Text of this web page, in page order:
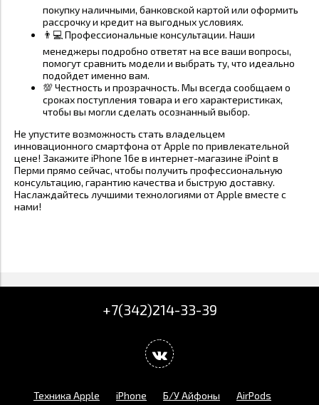
покупку наличными, банковской картой или оформить
рассрочку и кредит на выгодных условиях.
👨💻 Профессиональные консультации. Наши
менеджеры подробно ответят на все ваши вопросы,
помогут сравнить модели и выбрать ту, что идеально
подойдет именно вам.
💯 Честность и прозрачность. Мы всегда сообщаем о
сроках поступления товара и его характеристиках,
чтобы вы могли сделать осознанный выбор.
Не упустите возможность стать владельцем
инновационного смартфона от Apple по привлекательной
цене! Закажите iPhone 16e в интернет-магазине iPoint в
Перми прямо сейчас, чтобы получить профессиональную
консультацию, гарантию качества и быструю доставку.
Наслаждайтесь лучшими технологиями от Apple вместе с
нами!
+7(342)214-33-39
Техника Apple iPhone Б/У Айфоны AirPods